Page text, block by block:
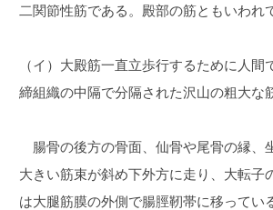
二関節性筋である。殿部の筋ともいわ
（イ）大殿筋一直立歩行するために人
締組織の中隔で分隔された沢山の粗大な
腸骨の後方の骨面、仙骨や尾骨の縁、
大きい筋束が斜め下外方に走り、大転
は大腿筋膜の外側で腸脛靭帯に移って